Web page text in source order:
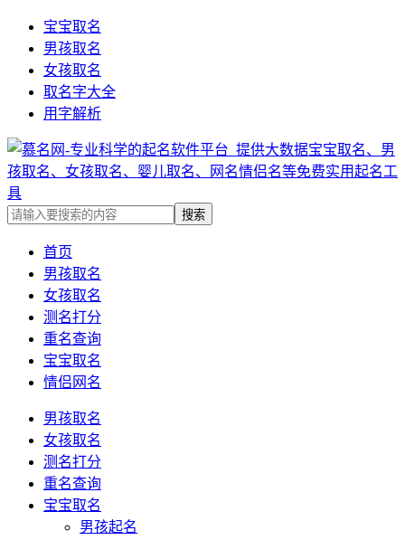
宝宝取名
男孩取名
女孩取名
取名字大全
用字解析
首页
男孩取名
女孩取名
测名打分
重名查询
宝宝取名
情侣网名
男孩取名
女孩取名
测名打分
重名查询
宝宝取名
男孩起名